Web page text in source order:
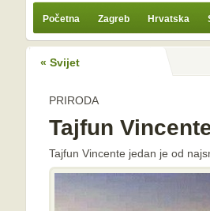
Početna Zagreb Hrvatska
« Svijet
PRIRODA
Tajfun
Tajfun Vincente jedan je od